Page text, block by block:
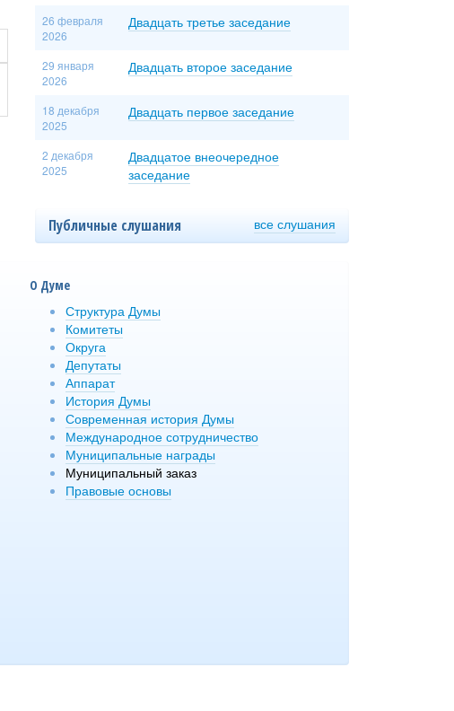
26 февраля
2026
Двадцать третье заседание
29 января
2026
Двадцать второе заседание
18 декабря
2025
Двадцать первое заседание
2 декабря
2025
Двадцатое внеочередное
заседание
Публичные слушания все слушания
О Думе
Структура Думы
Комитеты
Округа
Депутаты
Аппарат
История Думы
Современная история Думы
Международное сотрудничество
Муниципальные награды
Муниципальный заказ
Правовые основы